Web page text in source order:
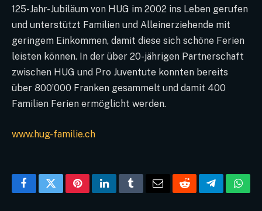
125-Jahr-Jubiläum von HUG im 2002 ins Leben gerufen
und unterstützt Familien und Alleinerziehende mit
geringem Einkommen, damit diese sich schöne Ferien
leisten können. In der über 20-jährigen Partnerschaft
zwischen HUG und Pro Juventute konnten bereits
über 800’000 Franken gesammelt und damit 400
Familien Ferien ermöglicht werden.
www.hug-familie.ch
FacebookTwitterPinterestLinkedInTumblrEmailRedditTelegram